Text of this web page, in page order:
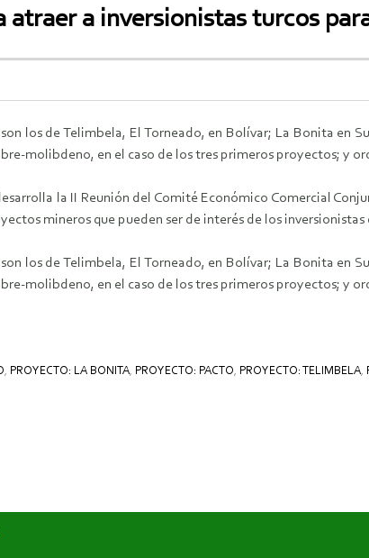
atraer a inversionistas turcos
los de Telimbela, El Torneado, en Bolívar; La Bonita en
molibdeno, en el caso de los tres primeros proyectos; y
la II Reunión del Comité Económico Comercial
mineros que pueden ser de interés de los inversionistas
los de Telimbela, El Torneado, en Bolívar; La Bonita en
molibdeno, en el caso de los tres primeros proyectos; y
, PROYECTO: LA BONITA, PROYECTO: PACTO, PROYECTO: TELIMBELA,